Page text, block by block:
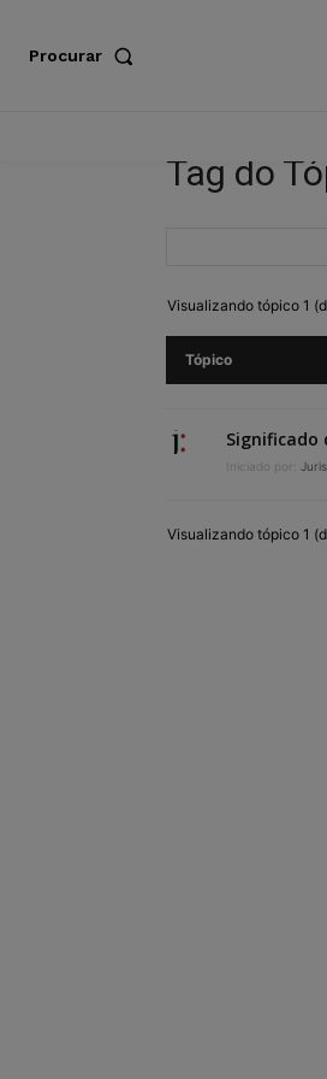
Procurar
Tag do
Visualizando tópico 1
Tópico
Significado
Iniciado por:
Visualizando tópico 1